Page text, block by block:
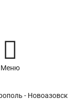
Меню
- Новоазовск